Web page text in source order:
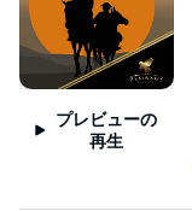
プレビューの
再生